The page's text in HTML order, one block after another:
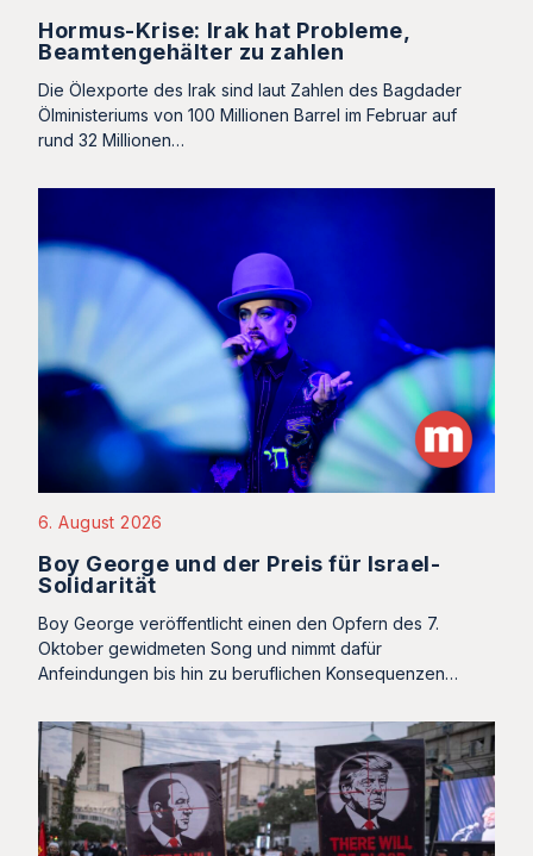
Hormus-Krise: Irak hat Probleme,
Beamtengehälter zu zahlen
Die Ölexporte des Irak sind laut Zahlen des Bagdader
Ölministeriums von 100 Millionen Barrel im Februar auf
rund 32 Millionen…
6. August 2026
Boy George und der Preis für Israel-
Solidarität
Boy George veröffentlicht einen den Opfern des 7.
Oktober gewidmeten Song und nimmt dafür
Anfeindungen bis hin zu beruflichen Konsequenzen…